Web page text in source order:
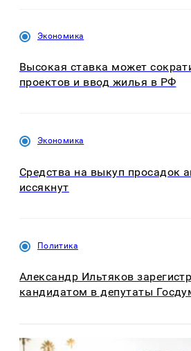
Экономика
Высокая ставка может
проектов и ввод жилья в РФ
Экономика
Средства на выкуп просадок
иссякнут
Политика
Александр Ильтяков
кандидатом в депутаты